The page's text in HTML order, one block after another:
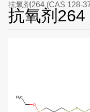
抗氧剂264 (CAS 128-
抗氧剂264